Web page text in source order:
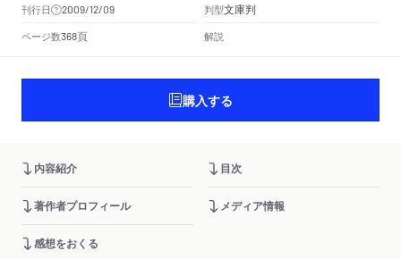
刊行日 2009/12/09 判型文庫判
ページ数368頁 解説
購入する
内容紹介 目次
著作者プロフィール メディア情報
感想をおくる